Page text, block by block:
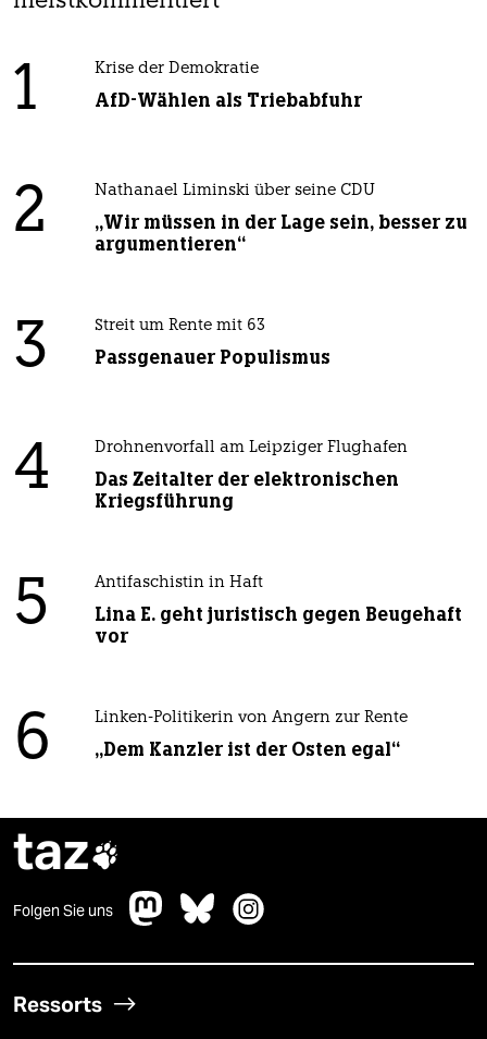
1 Krise der Demokratie
AfD-Wählen als Triebabfuhr
2 Nathanael Liminski über seine CDU
„Wir müssen in der Lage sein, besser zu
argumentieren“
3 Streit um Rente mit 63
Passgenauer Populismus
4 Drohnenvorfall am Leipziger Flughafen
Das Zeitalter der elektronischen
Kriegsführung
5 Antifaschistin in Haft
Lina E. geht juristisch gegen Beugehaft
vor
6 Linken-Politikerin von Angern zur Rente
„Dem Kanzler ist der Osten egal“
taz
Folgen Sie uns
Ressorts